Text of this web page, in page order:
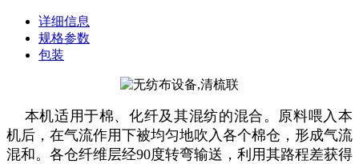
详细信息
规格参数
包装
本机适用于棉、化纤及其混纺的混合。原料喂入本
机后，在气流作用下被均匀地吹入各个棉仓，形成气流
混和。各仓纤维层经90度转弯输送，利用其路程差获得